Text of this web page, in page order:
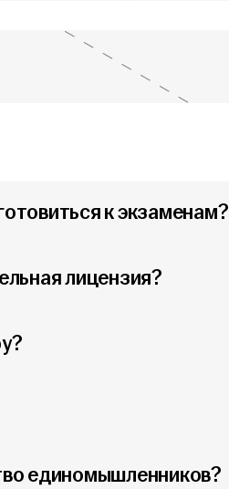
к экзаменам?
лицензия?
единомышленников?